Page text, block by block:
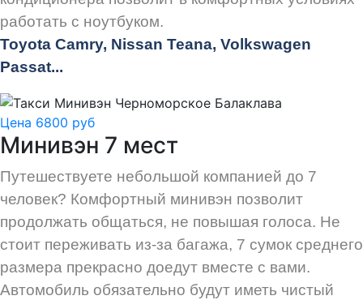
работать с ноутбуком.
Toyota Camry, Nissan Teana, Volkswagen
Passat...
Цена 6800 руб
Минивэн 7 мест
Путешествуете небольшой компанией до 7
человек? Комфортный минивэн позволит
продолжать общаться, не повышая голоса. Не
стоит переживать из-за багажа, 7 сумок среднего
размера прекрасно доедут вместе с вами.
Автомобиль обязательно будут иметь чистый